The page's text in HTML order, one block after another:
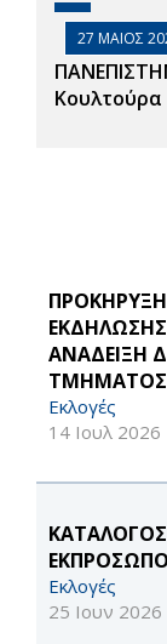
27 ΜΑΙΟΣ
Κουλτούρα
ΑΝΑΔΕΙΞΗ
ΤΜΗΜΑΤΟΣ
Εκλογές
14 Ιουλ 2026
Εκλογές
25 Ιουν 2026